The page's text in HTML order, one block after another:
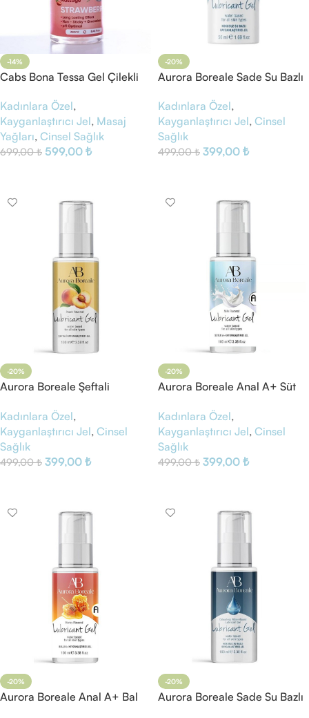
-14%
Cabs Bona Tessa Gel Çilekli
Kadınlara Özel,
Kayganlaştırıcı Jel, Masaj
Yağları, Cinsel Sağlık
699,00₺ 599,00 ₺
-20%
Aurora Boreale Sade Su Bazlı
Kadınlara Özel,
Kayganlaştırıcı Jel, Cinsel
Sağlık
499,00₺ 399,00 ₺
-20%
Aurora Boreale Şeftali
Kadınlara Özel,
Kayganlaştırıcı Jel, Cinsel
Sağlık
499,00₺ 399,00 ₺
-20%
Aurora Boreale Anal A+ Süt
Kadınlara Özel,
Kayganlaştırıcı Jel, Cinsel
Sağlık
499,00₺ 399,00 ₺
-20%
Aurora Boreale Anal A+ Bal
-20%
Aurora Boreale Sade Su Bazlı